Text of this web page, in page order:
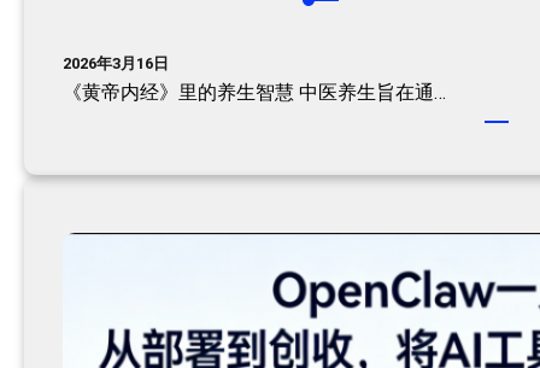
2026年3月16日
《黄帝内经》里的养生智慧 中医养生旨在通…